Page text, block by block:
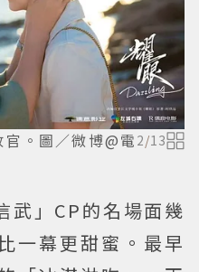
。圖／微博@電 2/13
武」CP的名場面幾
一幕更甜蜜。最早